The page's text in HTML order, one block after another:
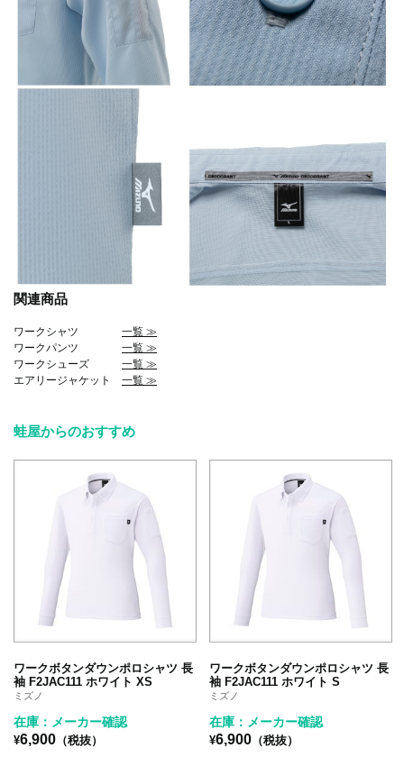
関連商品
ワークシャツ 一覧 ≫
ワークパンツ 一覧 ≫
ワークシューズ 一覧 ≫
エアリージャケット 一覧 ≫
蛙屋からのおすすめ
ワークボタンダウンポロシャツ 長
袖 F2JAC111 ホワイト XS
ミズノ
在庫：メーカー確認
¥6,900 （税抜）
ワークボタンダウンポロシャツ 長
袖 F2JAC111 ホワイト S
ミズノ
在庫：メーカー確認
¥6,900 （税抜）